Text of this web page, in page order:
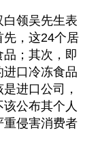
领吴先生表
先，这24个居
；其次，即
口冷冻食品
进口公司，
公布其个人
重侵害消费者